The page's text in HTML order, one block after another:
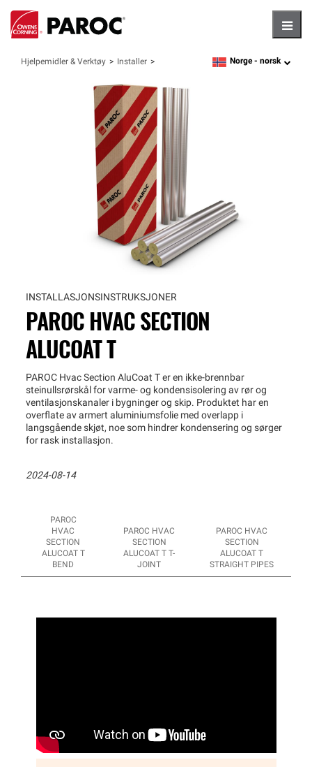
Hjelpemidler & Verktøy Installer language
Norge - norsk
INSTALLASJONSINSTRUKSJONER
PAROC HVAC SECTION
ALUCOAT T
PAROC Hvac Section AluCoat T er en ikke-brennbar
steinullsrørskål for varme- og kondensisolering av rør og
ventilasjonskanaler i bygninger og skip. Produktet har en
overflate av armert aluminiumsfolie med overlapp i
langsgående skjøt, noe som hindrer kondensering og sørger
for rask installasjon.
2024-08-14
PAROC
HVAC
SECTION
ALUCOAT T
BEND
PAROC HVAC
SECTION
ALUCOAT T T-
JOINT
PAROC HVAC
SECTION
ALUCOAT T
STRAIGHT PIPES